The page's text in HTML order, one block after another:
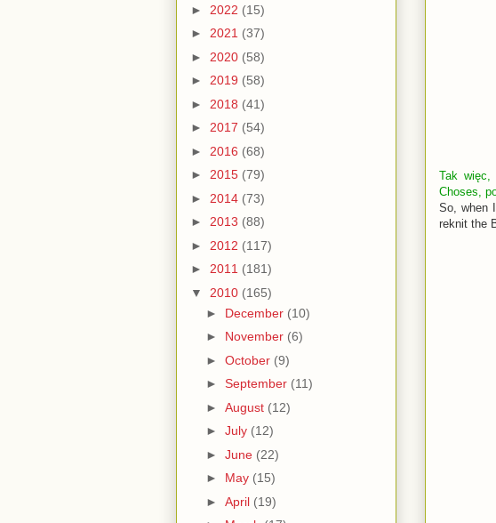
Tak
Choses,
So, when
reknit the
► 2022 (15)
► 2021 (37)
► 2020 (58)
► 2019 (58)
► 2018 (41)
► 2017 (54)
► 2016 (68)
► 2015 (79)
► 2014 (73)
► 2013 (88)
► 2012 (117)
► 2011 (181)
▼ 2010 (165)
► December (10)
► November (6)
► October (9)
► September (11)
► August (12)
► July (12)
► June (22)
► May (15)
► April (19)